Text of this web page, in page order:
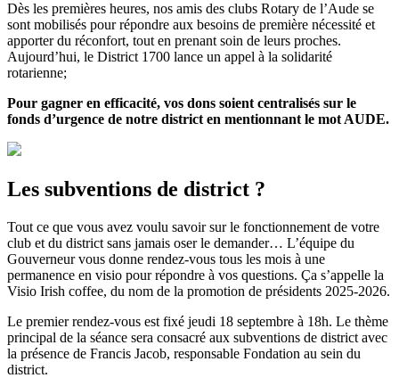
Dès les premières heures, nos amis des clubs Rotary de l’Aude se
sont mobilisés pour répondre aux besoins de première nécessité et
apporter du réconfort, tout en prenant soin de leurs proches.
Aujourd’hui, le District 1700 lance un appel à la solidarité
rotarienne;
Pour gagner en efficacité, vos dons soient centralisés sur le
fonds d’urgence de notre district en mentionnant le mot AUDE.
Les subventions de district ?
Tout ce que vous avez voulu savoir sur le fonctionnement de votre
club et du district sans jamais oser le demander… L’équipe du
Gouverneur vous donne rendez-vous tous les mois à une
permanence en visio pour répondre à vos questions. Ça s’appelle la
Visio Irish coffee, du nom de la promotion de présidents 2025-2026.
Le premier rendez-vous est fixé jeudi 18 septembre à 18h. Le thème
principal de la séance sera consacré aux subventions de district avec
la présence de Francis Jacob, responsable Fondation au sein du
district.